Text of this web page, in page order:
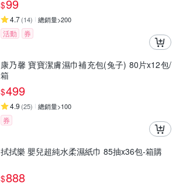
$99
4.7(14) 總銷量>200
活動 券
康乃馨 寶寶潔膚濕巾補充包(兔子) 80片x12包/
箱
$499
4.9 (25) 總銷量>100
券
拭拭樂 嬰兒超純水柔濕紙巾 85抽x36包-箱購
$888